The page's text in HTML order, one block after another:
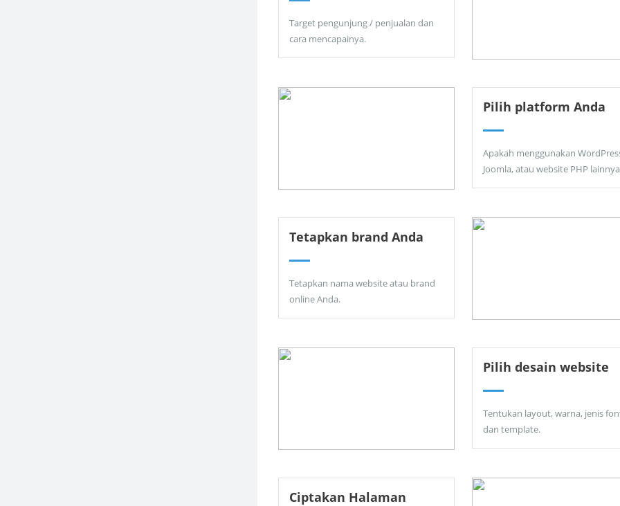
Target pengunjung / penjualan dan
cara mencapainya.
Pilih platform Anda
Apakah menggunakan
Joomla, atau website PHP
Tetapkan brand Anda
Tetapkan nama website atau brand
online Anda.
Pilih desain website
Tentukan layout, warna, jenis
dan template.
Ciptakan Halaman